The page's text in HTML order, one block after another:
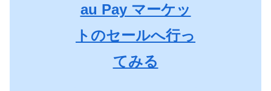
au Pay マーケッ
トのセールへ行っ
てみる